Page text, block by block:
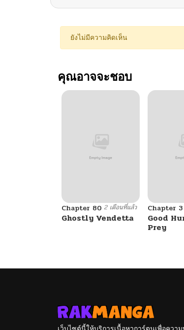
ยังไม่มีความคิดเห็น
คุณอาจจะชอบ
Chapter 80 2 เดือนที่แล้ว
Ghostly Vendetta
Chapter 3
Good
Prey